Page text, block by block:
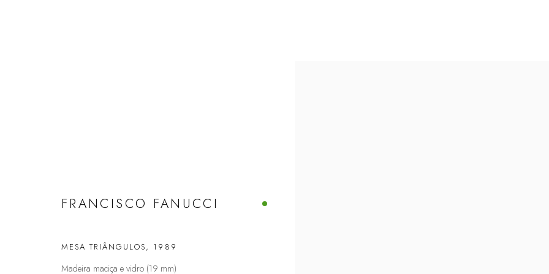
FRANCISCO FANUCCI
MESA TRIÂNGULOS, 1989
Madeira maciça e vidro (19 mm)